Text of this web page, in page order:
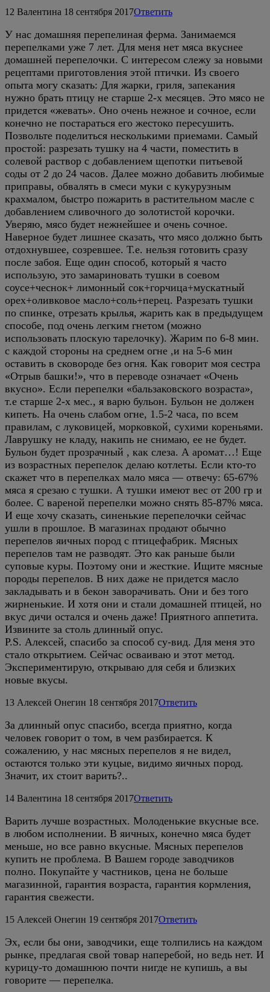
12 Валентина 18 сентября 2017Ответить
У нас домашняя перепелиная ферма. Занимаемся
перепелками уже 7 лет. Для меня нет мяса вкуснее
домашней перепелочки. С интересом слежу за новыми
рецептами приготовления этой птички. Из своего
опыта могу сказать: Для жарки, гриля, запекания
нужно брать птицу не старше 2-х месяцев. Это мясо не
придется «жевать». Оно очень нежное и сочное, если
конечно не постараться его жестоко пересушить.
Позвольте поделиться несколькими приемами. Самый
простой: разрезать тушку на 4 части, поместить в
солевой раствор с добавлением щепотки питьевой
соды от 2 до 24 часов. Далее можно добавить любимые
приправы, обвалять в смеси муки с кукурузным
крахмалом, быстро пожарить в растительном масле с
добавлением сливочного до золотистой корочки.
Уверяю, мясо будет нежнейшее и очень сочное.
Наверное будет лишнее сказать, что мясо должно быть
отдохнувшее, созревшее. Т.е. нельзя готовить сразу
после забоя. Еще один способ, который я часто
использую, это замариновать тушки в соевом
соусе+чеснок+ лимонный сок+горчица+мускатный
орех+оливковое масло+соль+перец. Разрезать тушки
по спинке, отрезать крылья, жарить как в предыдущем
способе, под очень легким гнетом (можно
использовать плоскую тарелочку). Жарим по 6-8 мин.
с каждой стороны на среднем огне ,и на 5-6 мин
оставить в сковороде без огня. Как говорит моя сестра
«Отрыв башки!», что в переводе означает «Очень
вкусно». Если перепелки «бальзаковского возраста»,
т.е старше 2-х мес., я варю бульон. Бульон не должен
кипеть. На очень слабом огне, 1.5-2 часа, по всем
правилам, с луковицей, морковкой, сухими кореньями.
Лаврушку не кладу, накипь не снимаю, ее не будет.
Бульон будет прозрачный , как слеза. А аромат…! Еще
из возрастных перепелок делаю котлеты. Если кто-то
скажет что в перепелках мало мяса — отвечу: 65-67%
мяса я срезаю с тушки. А тушки имеют вес от 200 гр и
более. С вареной перепелки можно снять 85-87% мяса.
И еще хочу сказать, синенькие перепелочки сейчас
ушли в прошлое. В магазинах продают обычно
перепелов яичных пород с птицефабрик. Мясных
перепелов там не разводят. Это как раньше были
суповые куры. Поэтому они и жесткие. Ищите мясные
породы перепелов. В них даже не придется масло
закладывать и в бекон заворачивать. Они и без того
жирненькие. И хотя они и стали домашней птицей, но
вкус дичи остался и очень даже! Приятного аппетита.
Извините за столь длинный опус.
P.S. Алексей, спасибо за способ су-вид. Для меня это
стало открытием. Сейчас осваиваю и этот метод.
Экспериментирую, открываю для себя и близких
новые вкусы.
13 Алексей Онегин 18 сентября 2017Ответить
За длинный опус спасибо, всегда приятно, когда
человек говорит о том, в чем разбирается. К
сожалению, у нас мясных перепелов я не видел,
остаются только эти куцые, видимо яичных пород.
Значит, их стоит варить?..
14 Валентина 18 сентября 2017Ответить
Варить лучше возрастных. Молоденькие вкусные все.
в любом исполнении. В яичных, конечно мяса будет
меньше, но все равно вкусные. Мясных перепелов
купить не проблема. В Вашем городе заводчиков
полно. Покупайте у частников, цена не больше
магазинной, гарантия возраста, гарантия кормления,
гарантия свежести.
15 Алексей Онегин 19 сентября 2017Ответить
Эх, если бы они, заводчики, еще толпились на каждом
рынке, предлагая свой товар наперебой, но ведь нет. И
курицу-то домашнюю почти нигде не купишь, а вы
говорите — перепелка.